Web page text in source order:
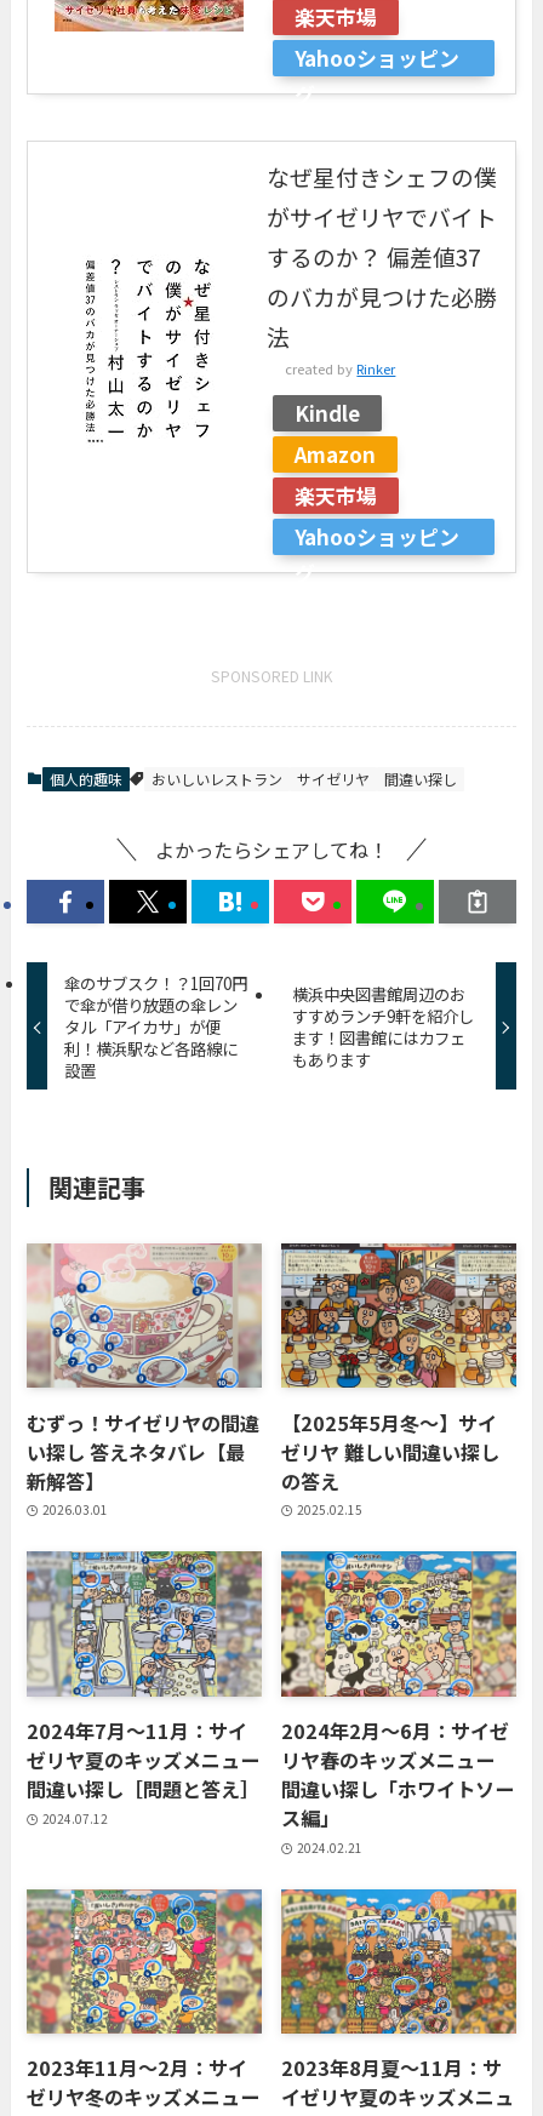
楽天市場
Yahooショッピン
グ
なぜ星付きシェフの僕
がサイゼリヤでバイト
するのか？ 偏差値37
のバカが見つけた必勝
法
created byRinker
Kindle
Amazon
楽天市場
Yahooショッピン
グ
SPONSORED LINK
個人的趣味 おいしいレストラン サイゼリヤ 間違い探し
よかったらシェアしてね！
傘のサブスク！？1回70円
で傘が借り放題の傘レン
タル「アイカサ」が便
利！横浜駅など各路線に
設置
横浜中央図書館周辺のお
すすめランチ9軒を紹介し
ます！図書館にはカフェ
もあります
関連記事
むずっ！サイゼリヤの間違
い探し 答えネタバレ【最
新解答】
2026.03.01
【2025年5月冬〜】サイ
ゼリヤ 難しい間違い探し
の答え
2025.02.15
2024年7月〜11月：サイ
ゼリヤ夏のキッズメニュー
間違い探し［問題と答え］
2024.07.12
2024年2月〜6月：サイゼ
リヤ春のキッズメニュー
間違い探し「ホワイトソー
ス編」
2024.02.21
2023年11月〜2月：サイ
ゼリヤ冬のキッズメニュー
2023年8月夏〜11月：サ
イゼリヤ夏のキッズメニュ